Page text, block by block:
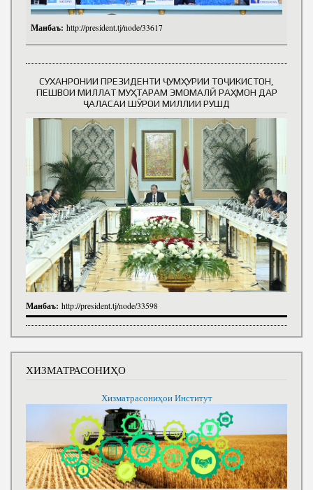
Манбаъ: http://president.tj/node/33617
СУХАНРОНИИ ПРЕЗИДЕНТИ ҶУМҲУРИИ ТОҶИКИСТОН,
ПЕШВОИ МИЛЛАТ МУҲТАРАМ ЭМОМАЛӢ РАҲМОН ДАР
ҶАЛАСАИ ШӮРОИ МИЛЛИИ РУШД
Манбаъ: http://president.tj/node/33598
ХИЗМАТРАСОНИҲО
Хизматрасониҳои Институт